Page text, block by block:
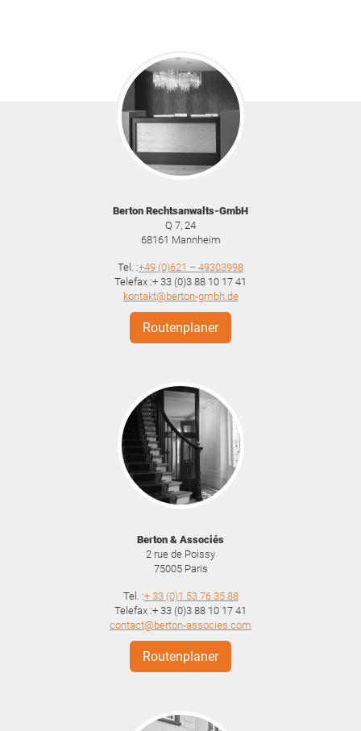
Berton Rechtsanwalts-GmbH
Q 7, 24
68161 Mannheim
Tel. :+49 (0)621 – 49303998
Telefax :+ 33 (0)3 88 10 17 41
kontakt@berton-gmbh.de
Routenplaner
Berton & Associés
2 rue de Poissy
75005 Paris
Tel. :+ 33 (0)1 53 76 35 88
Telefax :+ 33 (0)3 88 10 17 41
contact@berton-associes.com
Routenplaner